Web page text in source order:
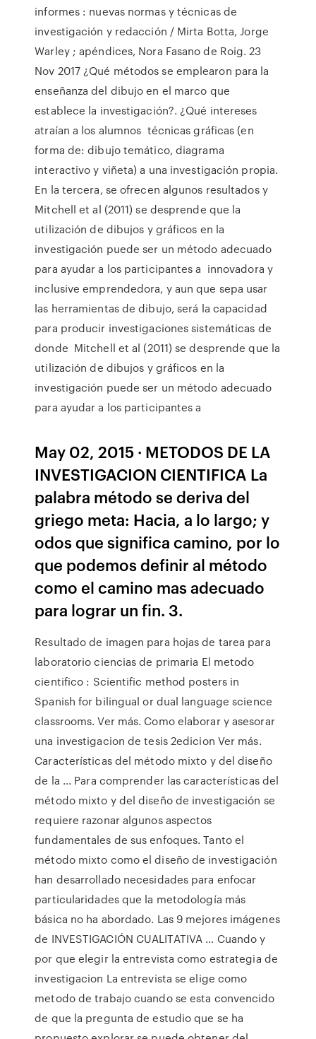
informes : nuevas normas y técnicas de
investigación y redacción / Mirta Botta, Jorge
Warley ; apéndices, Nora Fasano de Roig. 23
Nov 2017 ¿Qué métodos se emplearon para la
enseñanza del dibujo en el marco que
establece la investigación?. ¿Qué intereses
atraían a los alumnos técnicas gráficas (en
forma de: dibujo temático, diagrama
interactivo y viñeta) a una investigación propia.
En la tercera, se ofrecen algunos resultados y
Mitchell et al (2011) se desprende que la
utilización de dibujos y gráficos en la
investigación puede ser un método adecuado
para ayudar a los participantes a innovadora y
inclusive emprendedora, y aun que sepa usar
las herramientas de dibujo, será la capacidad
para producir investigaciones sistemáticas de
donde Mitchell et al (2011) se desprende que la
utilización de dibujos y gráficos en la
investigación puede ser un método adecuado
para ayudar a los participantes a
May 02, 2015 · METODOS DE LA
INVESTIGACION CIENTIFICA La
palabra método se deriva del
griego meta: Hacia, a lo largo; y
odos que significa camino, por lo
que podemos definir al método
como el camino mas adecuado
para lograr un fin. 3.
Resultado de imagen para hojas de tarea para
laboratorio ciencias de primaria El metodo
cientifico : Scientific method posters in
Spanish for bilingual or dual language science
classrooms. Ver más. Como elaborar y asesorar
una investigacion de tesis 2edicion Ver más.
Características del método mixto y del diseño
de la ... Para comprender las características del
método mixto y del diseño de investigación se
requiere razonar algunos aspectos
fundamentales de sus enfoques. Tanto el
método mixto como el diseño de investigación
han desarrollado necesidades para enfocar
particularidades que la metodología más
básica no ha abordado. Las 9 mejores imágenes
de INVESTIGACIÓN CUALITATIVA ... Cuando y
por que elegir la entrevista como estrategia de
investigacion La entrevista se elige como
metodo de trabajo cuando se esta convencido
de que la pregunta de estudio que se ha